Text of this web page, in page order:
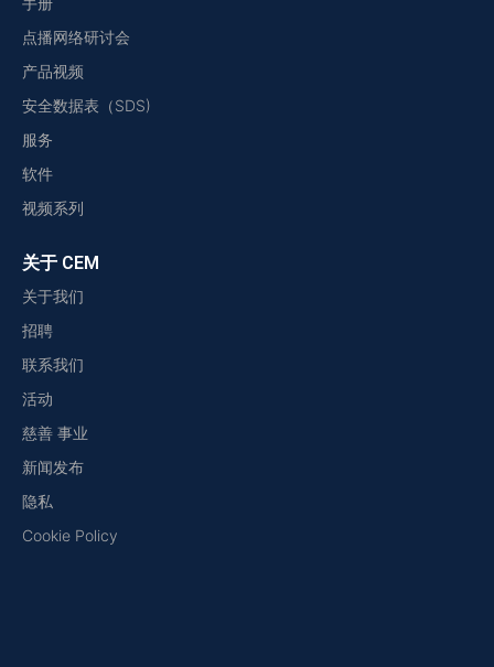
点播网络研讨会
产品视频
安全数据表（SDS)
服务
软件
视频系列
关于 CEM
关于我们
招聘
联系我们
活动
慈善 事业
新闻发布
隐私
Cookie Policy